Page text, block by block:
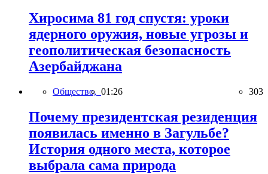
Хиросима 81 год спустя: уроки
ядерного оружия, новые угрозы и
геополитическая безопасность
Азербайджана
Общество, 01:26 303
Почему президентская резиденция
появилась именно в Загульбе?
История одного места, которое
выбрала сама природа